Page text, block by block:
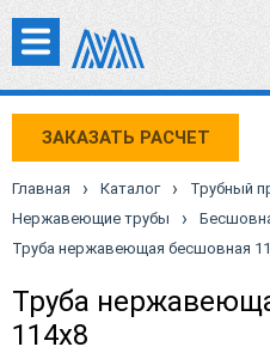
ЗАКАЗАТЬ РАСЧЕТ
Главная › Каталог › Трубный
Нержавеющие трубы ›
Труба нержавеющая бесшовная
Труба
114х8